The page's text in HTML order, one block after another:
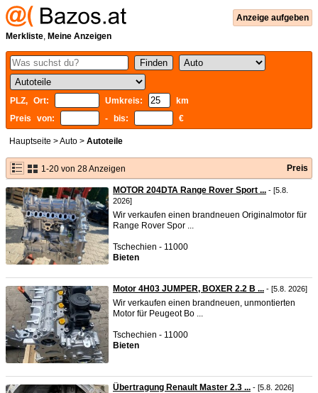
Anzeige aufgeben
Merkliste, Meine Anzeigen
PLZ, Ort: Umkreis:
km
Preis von:
- bis: €
Hauptseite >Auto > Autoteile
1-20 von 28 Anzeigen Preis
MOTOR 204DTA Range Rover Sport ... - [5.8.
2026]
Wir verkaufen einen brandneuen Originalmotor für
Range Rover Spor ...
Tschechien - 11000
Bieten
Motor 4H03 JUMPER, BOXER 2.2 B ... - [5.8. 2026]
Wir verkaufen einen brandneuen, unmontierten
Motor für Peugeot Bo ...
Tschechien - 11000
Bieten
Übertragung Renault Master 2.3 ... - [5.8. 2026]